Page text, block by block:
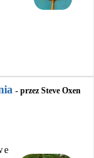
- przez Steve Oxen